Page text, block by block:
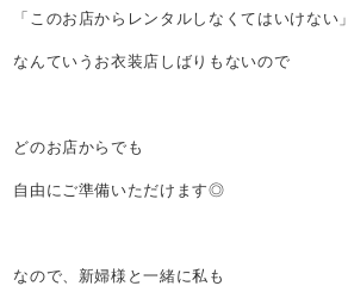
「このお店からレンタルしなくてはいけない」
なんていうお衣装店しばりもないので
どのお店からでも
自由にご準備いただけます◎
なので、新婦様と一緒に私も